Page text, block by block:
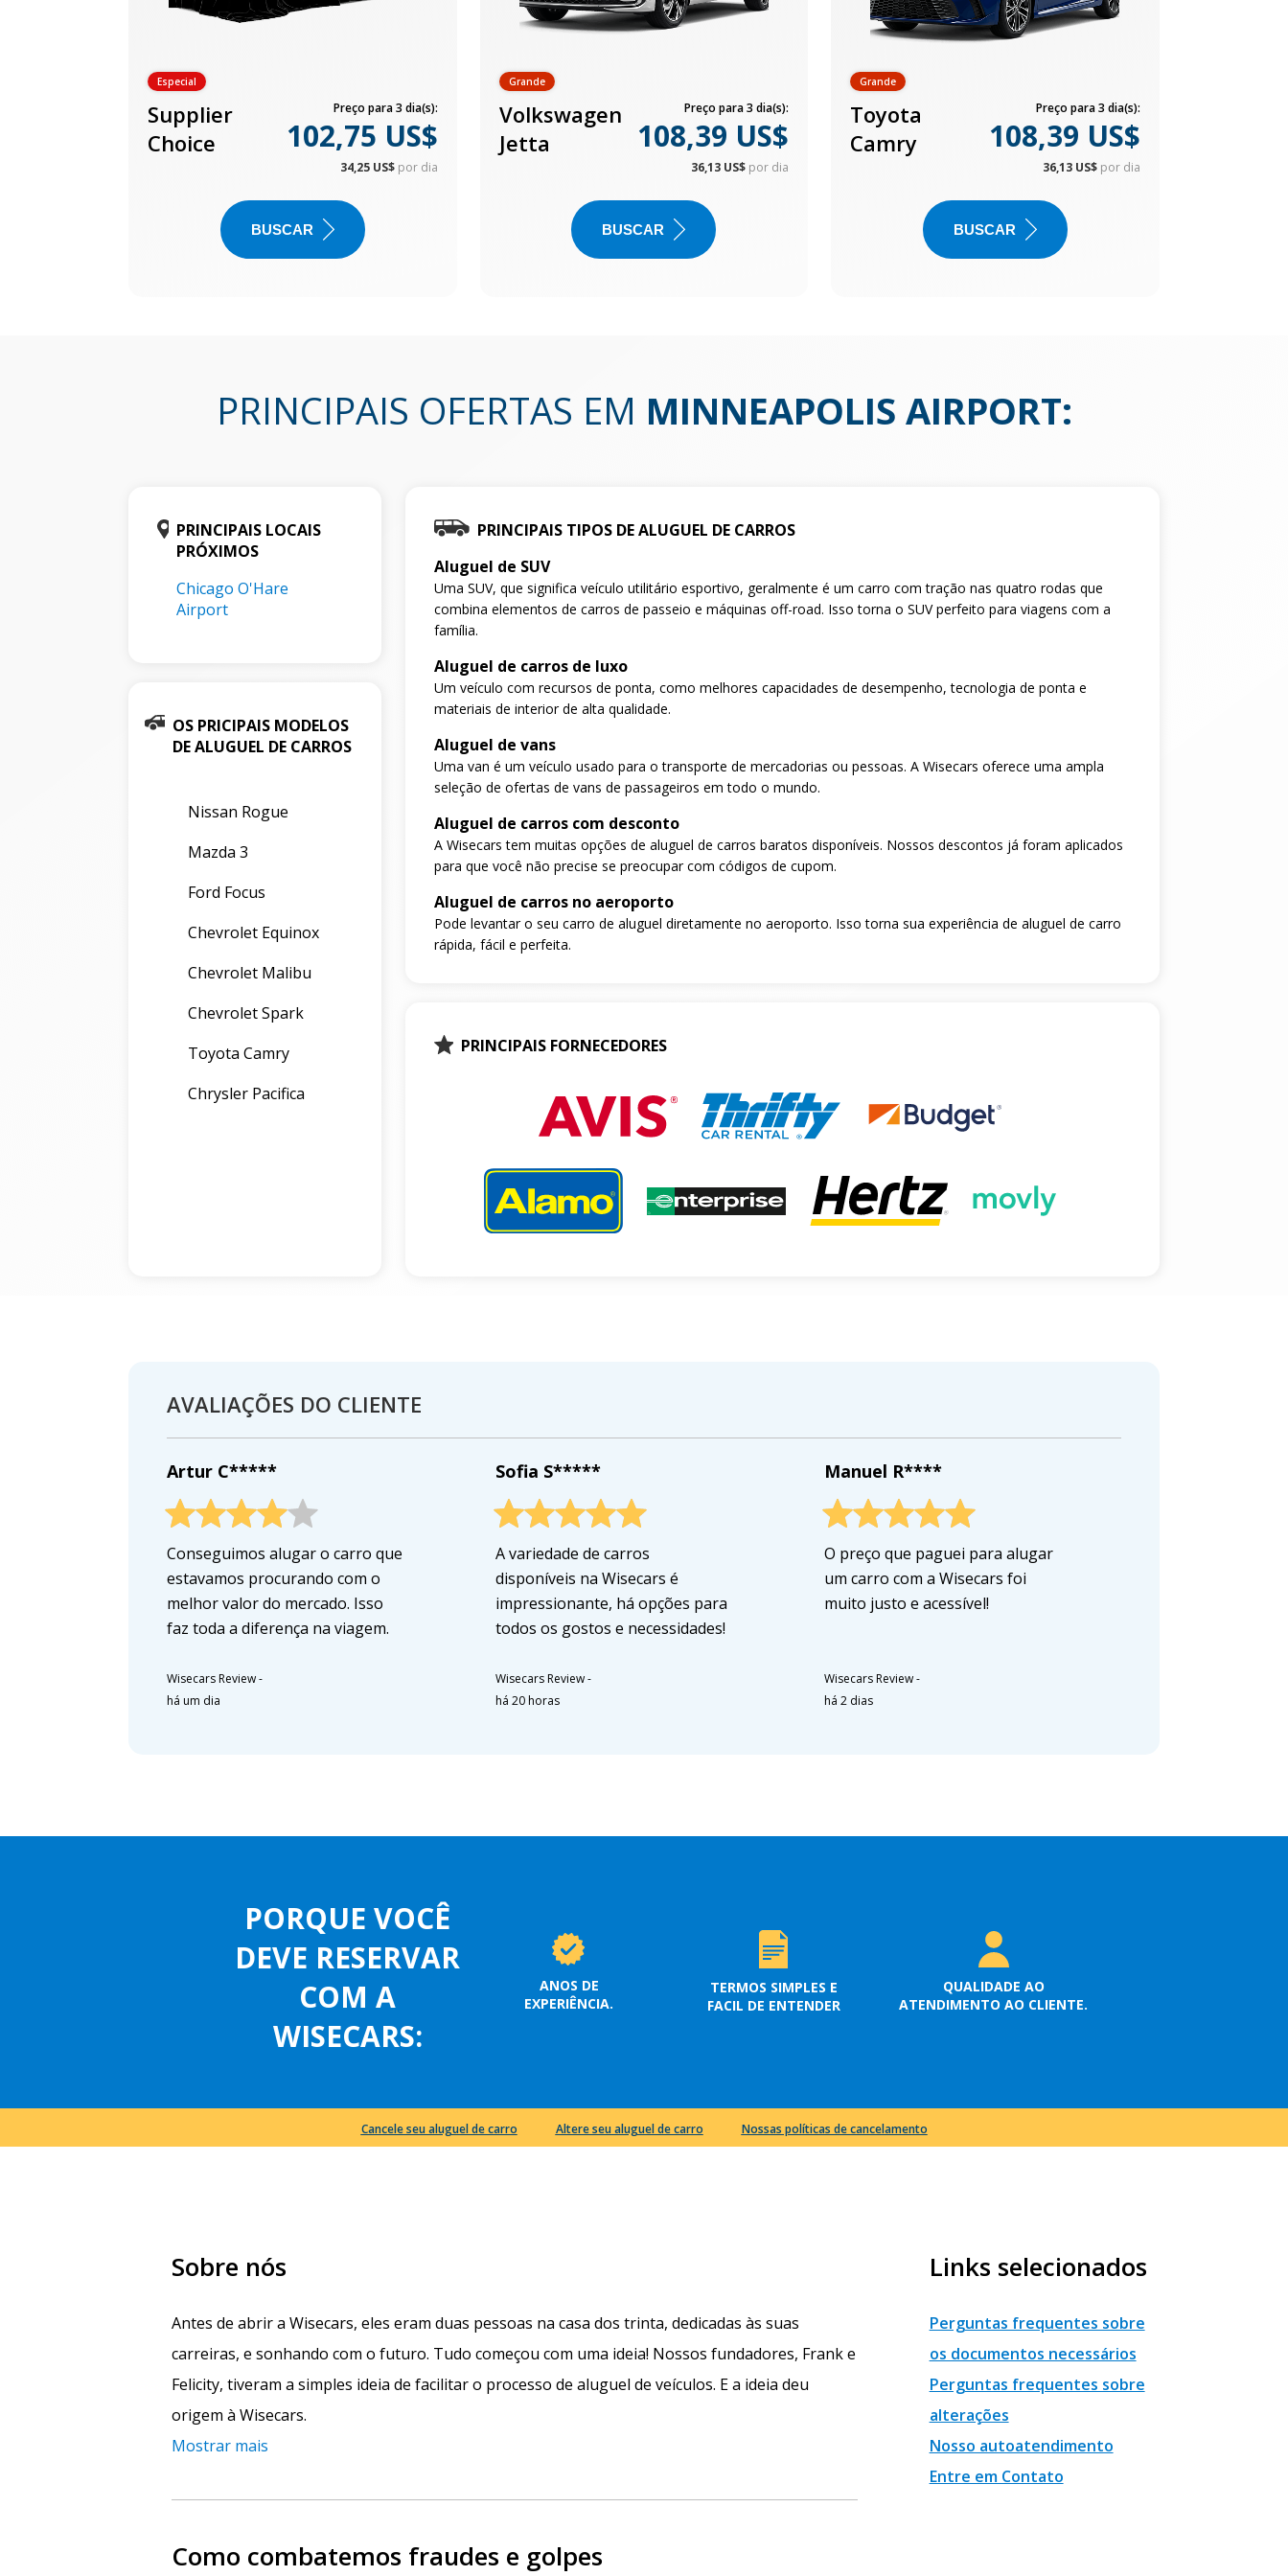
Especial
Supplier
Choice
Preço para 3 dia(s):
102,75 US$
34,25 US$ por dia
BUSCAR
Grande
Volkswagen
Jetta
Preço para 3 dia(s):
108,39 US$
36,13 US$ por dia
BUSCAR
Grande
Toyota
Camry
Preço para 3 dia(s):
108,39 US$
36,13 US$ por dia
BUSCAR
PRINCIPAIS OFERTAS EM MINNEAPOLIS AIRPORT:
PRINCIPAIS LOCAIS
PRÓXIMOS
Chicago O'Hare
Airport
OS PRICIPAIS MODELOS
DE ALUGUEL DE CARROS
Nissan Rogue
Mazda 3
Ford Focus
Chevrolet Equinox
Chevrolet Malibu
Chevrolet Spark
Toyota Camry
Chrysler Pacifica
PRINCIPAIS TIPOS DE ALUGUEL DE CARROS
Aluguel de SUV
Uma SUV, que significa veículo utilitário esportivo, geralmente é um carro com tração nas quatro rodas que
combina elementos de carros de passeio e máquinas off-road. Isso torna o SUV perfeito para viagens com a
família.
Aluguel de carros de luxo
Um veículo com recursos de ponta, como melhores capacidades de desempenho, tecnologia de ponta e
materiais de interior de alta qualidade.
Aluguel de vans
Uma van é um veículo usado para o transporte de mercadorias ou pessoas. A Wisecars oferece uma ampla
seleção de ofertas de vans de passageiros em todo o mundo.
Aluguel de carros com desconto
A Wisecars tem muitas opções de aluguel de carros baratos disponíveis. Nossos descontos já foram aplicados
para que você não precise se preocupar com códigos de cupom.
Aluguel de carros no aeroporto
Pode levantar o seu carro de aluguel diretamente no aeroporto. Isso torna sua experiência de aluguel de carro
rápida, fácil e perfeita.
PRINCIPAIS FORNECEDORES
AVALIAÇÕES DO CLIENTE
Artur C*****
Conseguimos alugar o carro que
estavamos procurando com o
melhor valor do mercado. Isso
faz toda a diferença na viagem.
Wisecars Review-
há um dia
Sofia S*****
A variedade de carros
disponíveis na Wisecars é
impressionante, há opções para
todos os gostos e necessidades!
Wisecars Review-
há 20 horas
Manuel R****
O preço que paguei para alugar
um carro com a Wisecars foi
muito justo e acessível!
Wisecars Review-
há 2 dias
PORQUE VOCÊ
DEVE RESERVAR
COM A
WISECARS:
ANOS DE
EXPERIÊNCIA.
TERMOS SIMPLES E
FACIL DE ENTENDER
QUALIDADE AO
ATENDIMENTO AO CLIENTE.
Cancele seu aluguel de carro Altere seu aluguel de carro Nossas políticas de cancelamento
Sobre nós
Antes de abrir a Wisecars, eles eram duas pessoas na casa dos trinta, dedicadas às suas
carreiras, e sonhando com o futuro. Tudo começou com uma ideia! Nossos fundadores, Frank e
Felicity, tiveram a simples ideia de facilitar o processo de aluguel de veículos. E a ideia deu
origem à Wisecars.
Mostrar mais
Como combatemos fraudes e golpes
Links selecionados
Perguntas frequentes sobre
os documentos necessários
Perguntas frequentes sobre
alterações
Nosso autoatendimento
Entre em Contato